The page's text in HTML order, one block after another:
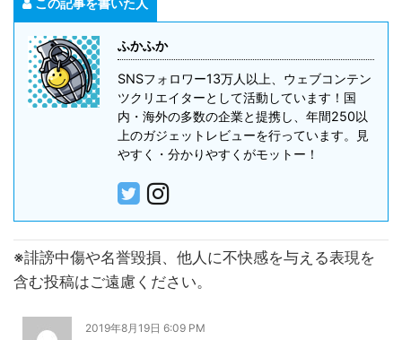
この記事を書いた人
ふかふか
SNSフォロワー13万人以上、ウェブコンテン
ツクリエイターとして活動しています！国
内・海外の多数の企業と提携し、年間250以
上のガジェットレビューを行っています。見
やすく・分かりやすくがモットー！
※誹謗中傷や名誉毀損、他人に不快感を与える表現を
含む投稿はご遠慮ください。
2019年8月19日 6:09 PM